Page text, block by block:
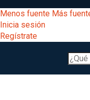
al
contenido
principal
Menos fuente Más
Inicia sesión
Regístrate
Buscar
Menú
Desarrollo
Expand